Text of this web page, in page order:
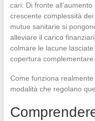
cari. Di fronte
crescente complessità
mutue sanitarie si
alleviare il carico
colmare le lacune
copertura complementare.
Come funziona
modalità che regolano